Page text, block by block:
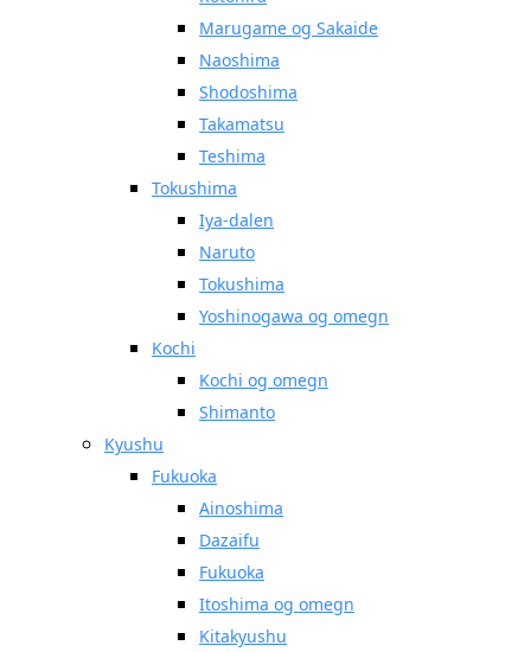
Marugame og Sakaide
Naoshima
Shodoshima
Takamatsu
Teshima
Tokushima
Iya-dalen
Naruto
Tokushima
Yoshinogawa og omegn
Kochi
Kochi og omegn
Shimanto
Kyushu
Fukuoka
Ainoshima
Dazaifu
Fukuoka
Itoshima og omegn
Kitakyushu